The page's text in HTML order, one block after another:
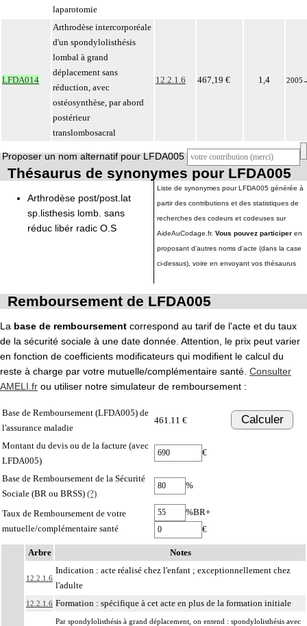
laparotomie
LFDA014
Arthrodèse intercorporéale
d'un spondylolisthésis
lombal à grand
déplacement sans
réduction, avec
ostéosynthèse, par abord
postérieur
translombosacral
12.2.1.6 467,19 € 1,4 2005
Proposer un nom alternatif pour LFDA005
Thésaurus de synonymes pour LFDA005
Arthrodèse post/post.lat
sp.listhesis lomb. sans
réduc libér radic O.S
Liste de synonymes pour LFDA005 générée à
partir des contributions et des statistiques de
recherches des codeurs et codeuses sur
AideAuCodage.fr. Vous pouvez participer en
proposant d'autres noms d'acte (dans la case
ci-dessus), voire en envoyant vos thésaurus
Remboursement de LFDA005
La base de remboursement correspond au tarif de l'acte et du taux
de la sécurité sociale à une date donnée. Attention, le prix peut varier
en fonction de coefficients modificateurs qui modifient le calcul du
reste à charge par votre mutuelle/complémentaire santé. Consulter
AMELI.fr ou utiliser notre simulateur de remboursement :
Base de Remboursement (LFDA005) de
l'assurance maladie
461.11 € Calculer
Montant du devis ou de la facture (avec
LFDA005)
€
Base de Remboursement de la Sécurité
Sociale (BR ou BRSS) (?)
%
Taux de Remboursement de votre
mutuelle/complémentaire santé
%BR+
€
Arbre Notes
12.2.1.6
Indication : acte réalisé chez l'enfant ; exceptionnellement chez
l'adulte
12.2.1.6 Formation : spécifique à cet acte en plus de la formation initiale
Par spondylolisthésis à grand déplacement, on entend : spondylolisthésis avec